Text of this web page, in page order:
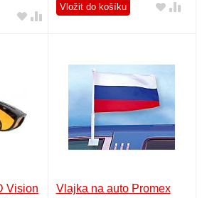
Vložit do košíku
Vision
Vlajka na auto Promex